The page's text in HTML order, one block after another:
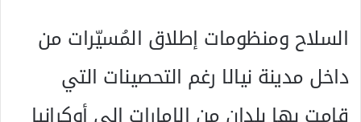
السلاح ومنظومات إطلاق المُسيّرات من
داخل مدينة نيالا رغم التحصينات التي